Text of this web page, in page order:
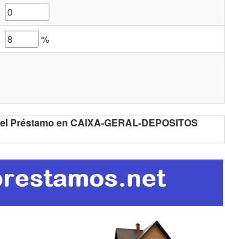
%
Préstamo en CAIXA-GERAL-DEPOSITOS